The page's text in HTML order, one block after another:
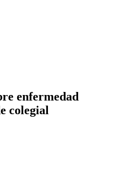
enfermedad
colegial